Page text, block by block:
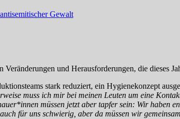
Gewalt
und Herausforderungen, die dieses
stark reduziert, ein Hygienekonzept
muss ich mir bei meinen Leuten um eine
müssen jetzt aber tapfer sein: Wir haben
für uns schwierig, aber da müssen wir